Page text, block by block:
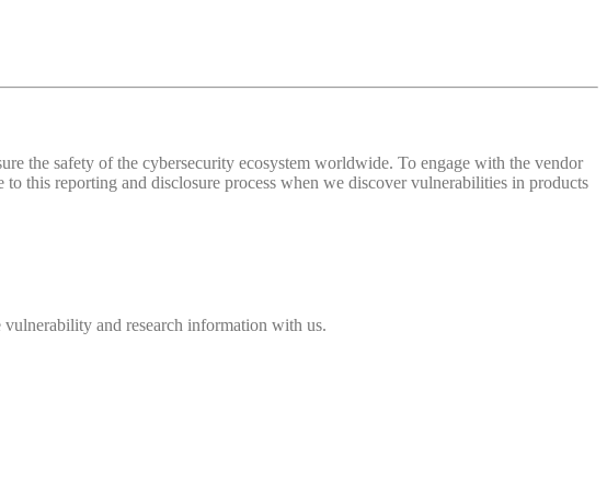
the safety of the cybersecurity ecosystem worldwide. To engage with the vendor
this reporting and disclosure process when we discover vulnerabilities in products
and research information with us.